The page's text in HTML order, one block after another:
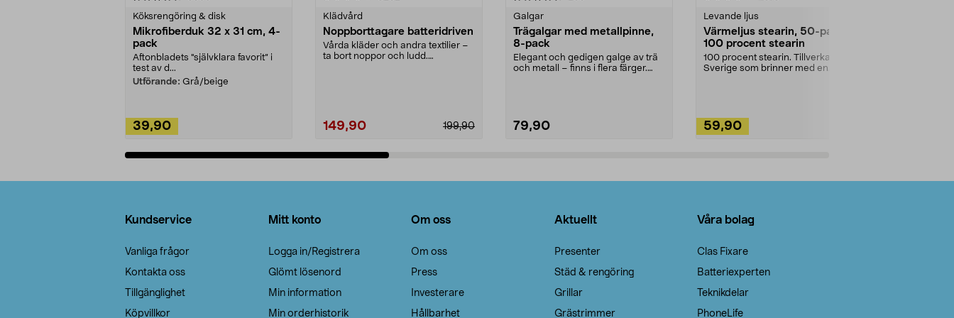
Köksrengöring & disk
Mikrofiberduk 32 x 31 cm, 4-
pack
Aftonbladets "självklara favorit” i
test av d...
Utförande: Grå/beige
39,90
Klädvård
Noppborttagare batteridriven
Vårda kläder och andra textilier –
ta bort noppor och ludd.
199,90
149,90
Galgar
Trägalgar med metallpinne,
8-pack
Elegant och gedigen galge av trä
och metall – finns i flera färger.
79,90
Levande ljus
Värmeljus stearin, 50-pack,
100 procent stearin
100 procent stearin. Tillverkade i
Sverige som brinner med en
59,90
Kundservice
Vanliga frågor
Kontakta oss
Tillgänglighet
Köpvillkor
Mitt konto
Logga in/Registrera
Glömt lösenord
Min information
Min orderhistorik
Om oss
Om oss
Press
Investerare
Hållbarhet
Aktuellt
Presenter
Städ & rengöring
Grillar
Grästrimmer
Våra bolag
Clas Fixare
Batteriexperten
Teknikdelar
PhoneLife